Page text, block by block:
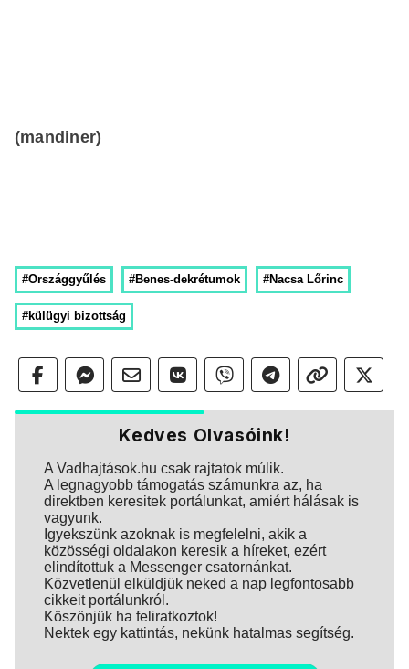
(mandiner)
#Országgyűlés #Benes-dekrétumok #Nacsa Lőrinc
#külügyi bizottság
Kedves Olvasóink!
A Vadhajtások.hu csak rajtatok múlik.
A legnagyobb támogatás számunkra az, ha
direktben keresitek portálunkat, amiért hálásak is
vagyunk.
Igyekszünk azoknak is megfelelni, akik a
közösségi oldalakon keresik a híreket, ezért
elindítottuk a Messenger csatornánkat.
Közvetlenül elküldjük neked a nap legfontosabb
cikkeit portálunkról.
Köszönjük ha feliratkoztok!
Nektek egy kattintás, nekünk hatalmas segítség.